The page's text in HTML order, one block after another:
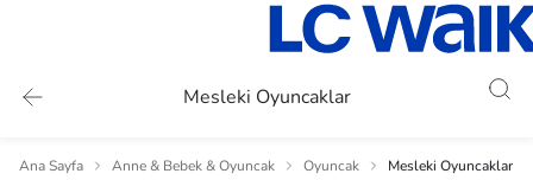
Mesleki Oyuncaklar
Ana Sayfa Anne & Bebek & Oyuncak Oyuncak Mesleki Oyuncaklar